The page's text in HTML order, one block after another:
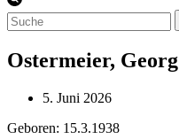
Suchen
nach …
Ostermeier, Georg
5. Juni 2026
Geboren: 15.3.1938